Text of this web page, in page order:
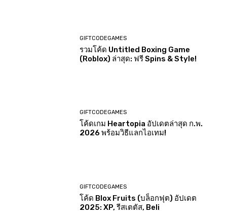
GIFTCODEGAMES
รวมโค้ด Untitled Boxing Game
(Roblox) ล่าสุด: ฟรี Spins & Style!
GIFTCODEGAMES
โค้ดเกม Heartopia อัปเดตล่าสุด ก.พ.
2026 พร้อมวิธีแลกไอเทม!
GIFTCODEGAMES
โค้ด Blox Fruits (บล็อกฟุต) อัปเดต
2025: XP, รีสเตตัส, Beli